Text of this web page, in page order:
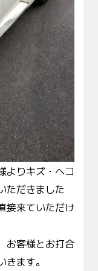
よりキズ・ヘコ
ただきました
接来ていただけ
お客様とお打合
ます。